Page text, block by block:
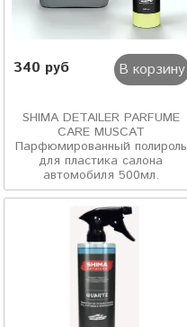
340 руб В корзину
SHIMA DETAILER PARFUME
CARE MUSCAT
Парфюмированный полироль
для пластика салона
автомобиля 500мл.